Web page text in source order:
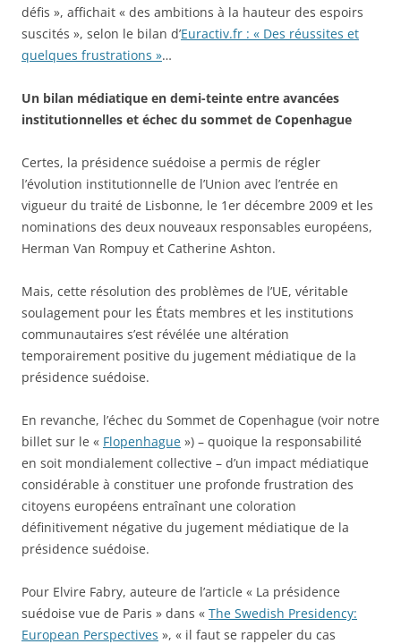
défis », affichait « des ambitions à la hauteur des espoirs
suscités », selon le bilan d’Euractiv.fr : « Des réussites et
quelques frustrations »…
Un bilan médiatique en demi-teinte entre avancées
institutionnelles et échec du sommet de Copenhague
Certes, la présidence suédoise a permis de régler
l’évolution institutionnelle de l’Union avec l’entrée en
vigueur du traité de Lisbonne, le 1er décembre 2009 et les
nominations des deux nouveaux responsables européens,
Herman Van Rompuy et Catherine Ashton.
Mais, cette résolution des problèmes de l’UE, véritable
soulagement pour les États membres et les institutions
communautaires s’est révélée une altération
temporairement positive du jugement médiatique de la
présidence suédoise.
En revanche, l’échec du Sommet de Copenhague (voir notre
billet sur le « Flopenhague ») – quoique la responsabilité
en soit mondialement collective – d’un impact médiatique
considérable à constituer une profonde frustration des
citoyens européens entraînant une coloration
définitivement négative du jugement médiatique de la
présidence suédoise.
Pour Elvire Fabry, auteure de l’article « La présidence
suédoise vue de Paris » dans « The Swedish Presidency:
European Perspectives », « il faut se rappeler du cas